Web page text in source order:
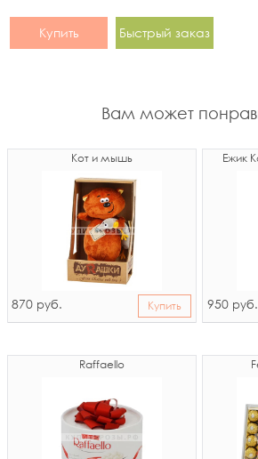
Купить Быстрый заказ
Вам может
Кот и мышь
870 руб. Купить
Ёжик
950 руб.
Raffaello